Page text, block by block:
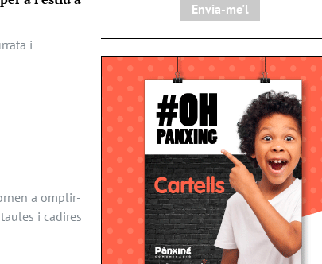
i
a omplir-
i cadires
Envia-me'l